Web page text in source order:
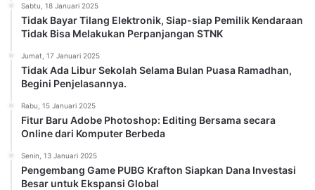
Sabtu, 18 Januari 2025
Tidak Bayar Tilang Elektronik, Siap-siap Pemilik Kendaraan
Tidak Bisa Melakukan Perpanjangan STNK
Jumat, 17 Januari 2025
Tidak Ada Libur Sekolah Selama Bulan Puasa Ramadhan,
Begini Penjelasannya.
Rabu, 15 Januari 2025
Fitur Baru Adobe Photoshop: Editing Bersama secara
Online dari Komputer Berbeda
Senin, 13 Januari 2025
Pengembang Game PUBG Krafton Siapkan Dana Investasi
Besar untuk Ekspansi Global